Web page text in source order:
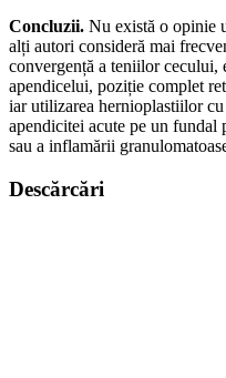
Concluzii. Nu există o opinie
alți autori consideră mai
convergență a teniilor cecului,
apendicelui, poziție complet
iar utilizarea hernioplastiilor cu
apendicitei acute pe un fundal
sau a inflamării
Descărcări